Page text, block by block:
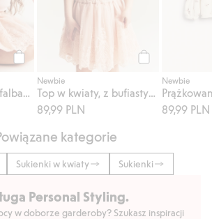
Kup
Newbie
89,99 PLN
Newbie
89,99 PLN
kategorie
Sukienki w kwiaty Sukienki
Personal Styling.
w doborze garderoby? Szukasz inspiracji